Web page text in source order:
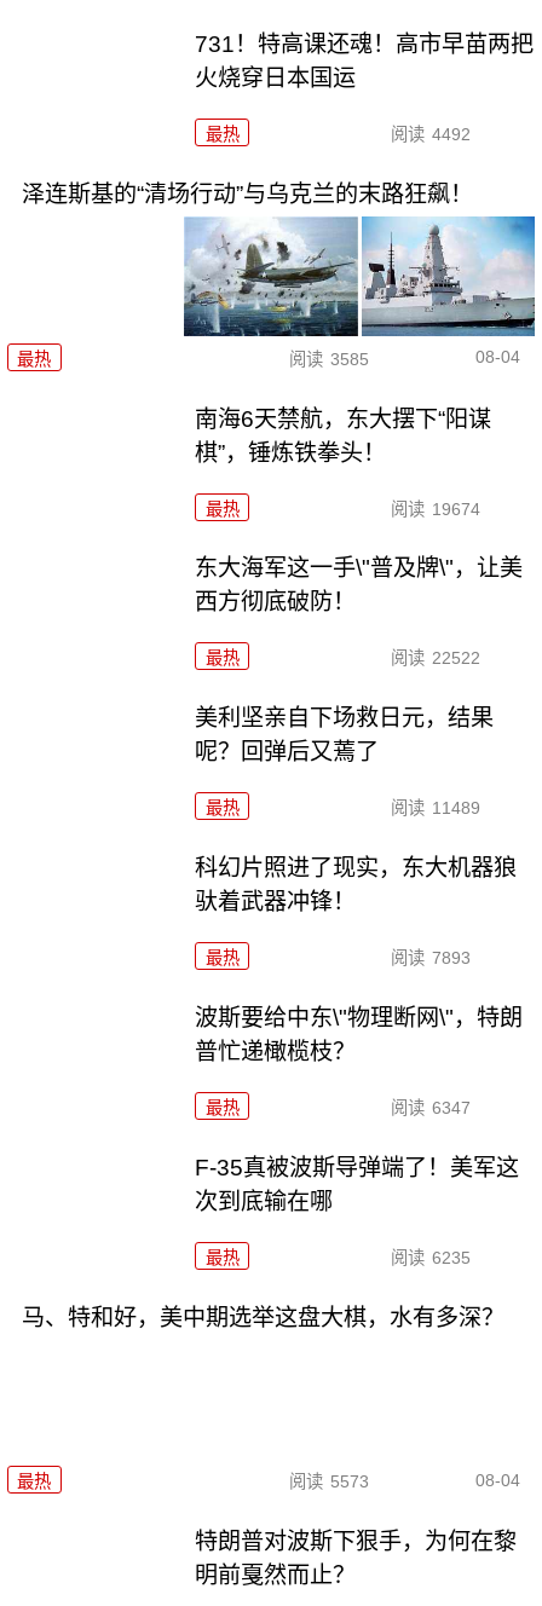
731！特高课还魂！高市早苗两把
火烧穿日本国运
最热 阅读 4492
泽连斯基的“清场行动”与乌克兰的末路狂飙！
最热 阅读 3585 08-04
南海6天禁航，东大摆下“阳谋
棋”，锤炼铁拳头！
最热 阅读 19674
东大海军这一手\"普及牌\"，让美
西方彻底破防！
最热 阅读 22522
美利坚亲自下场救日元，结果
呢？回弹后又蔫了
最热 阅读 11489
科幻片照进了现实，东大机器狼
驮着武器冲锋！
最热 阅读 7893
波斯要给中东\"物理断网\"，特朗
普忙递橄榄枝？
最热 阅读 6347
F-35真被波斯导弹端了！美军这
次到底输在哪
最热 阅读 6235
马、特和好，美中期选举这盘大棋，水有多深？
最热 阅读 5573 08-04
特朗普对波斯下狠手，为何在黎
明前戛然而止？